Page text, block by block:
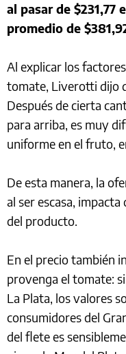
al pasar de $231,77
promedio de
Al explicar los
tomate, Liverotti dijo
Después de cierta
para arriba, es muy
uniforme en el fruto,
De esta manera, la
al ser escasa,
del producto.
En el precio también
provenga el tomate:
La Plata, los valores
consumidores del
del flete es